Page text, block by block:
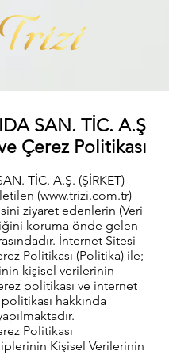
SAN. TİC. A.Ş
Çerez Politikası
TİC. A.Ş. (ŞİRKET)
(www.trizi.com.tr)
ziyaret edenlerin (Veri
koruma önde gelen
İnternet Sitesi
Politikası (Politika) ile;
kişisel verilerinin
politikası ve internet
hakkında
Politikası
Kişisel Verilerinin